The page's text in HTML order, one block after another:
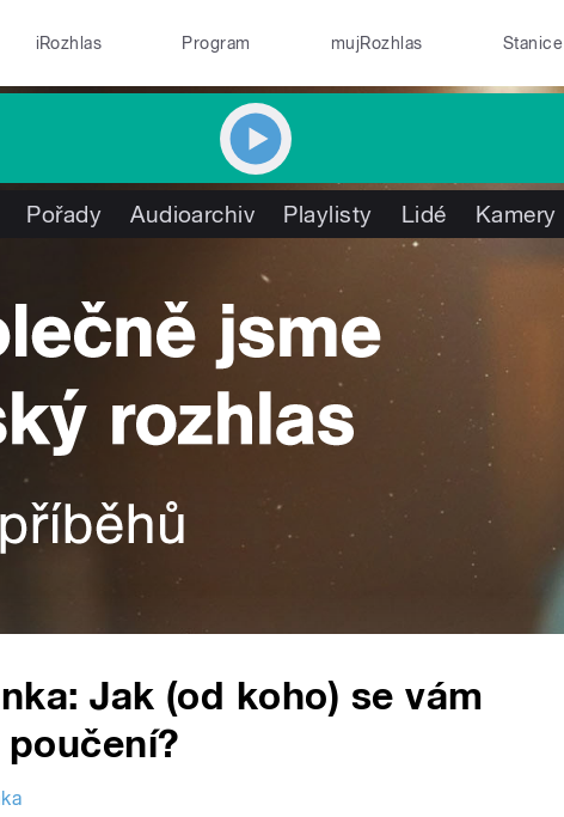
iRozhlas Program mujRozhlas Stanice
Pořady Audioarchiv Playlisty Lidé Kamery
Jak (od koho) se vám